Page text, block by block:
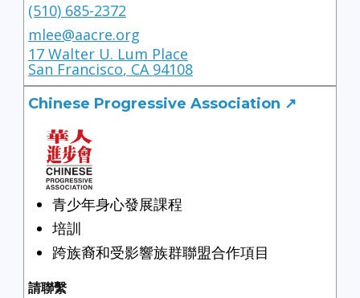
(510) 685-2372
mlee@aacre.org
17 Walter U. Lum Place
San Francisco, CA 94108
Chinese Progressive Association ↗
青少年身心發展課程
培訓
跨族裔和受影響族群聯盟合作項目
請聯繫